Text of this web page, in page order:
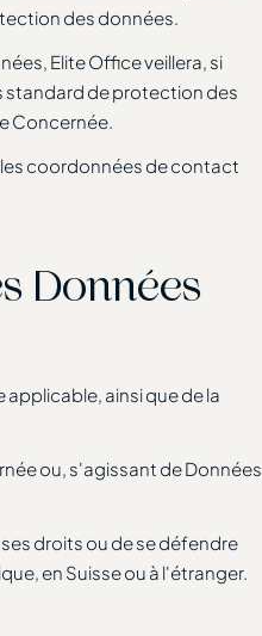
des données.
Elite Office veillera, si
standard de protection des
Concernée.
coordonnées de contact
Données
ainsi que de la
ou, s'agissant de Données
droits ou de se défendre
en Suisse ou à l'étranger.